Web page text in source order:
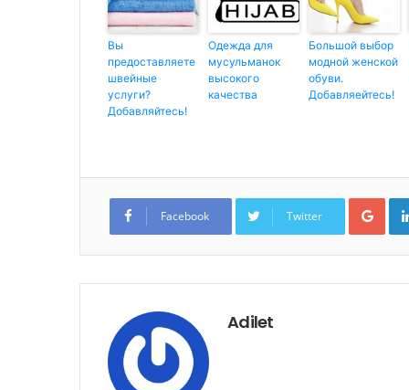
Вы
предоставляете
швейные
услуги?
Добавляйтесь!
Одежда для
мусульманок
высокого
качества
Большой выбор
модной женской
обуви.
Добавляейтесь!
Facebook Twitter
G
g
+
Adilet